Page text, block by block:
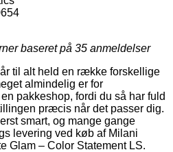
baseret på 35 anmeldelser
til alt held en række forskellige
almindelig er for
pakkeshop, fordi du så har fuld
præcis når det passer dig.
smart, og mange gange
levering ved køb af Milani
Glam – Color Statement LS.